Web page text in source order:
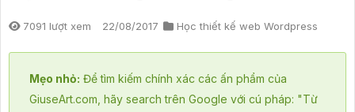
7091 lượt xem 22/08/2017 Học thiết kế web Wordpress
Mẹo nhỏ: Để tìm kiếm chính xác các ấn phẩm của
GiuseArt.com, hãy search trên Google với cú pháp: "Từ